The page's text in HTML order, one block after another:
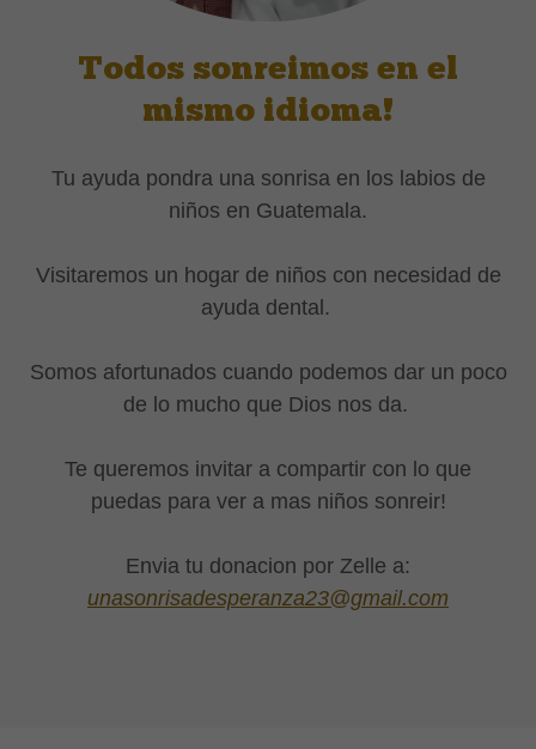
Todos sonreimos en el
mismo idioma!
Tu ayuda pondra una sonrisa en los labios de
niños en Guatemala.
Visitaremos un hogar de niños con necesidad de
ayuda dental.
Somos afortunados cuando podemos dar un poco
de lo mucho que Dios nos da.
Te queremos invitar a compartir con lo que
puedas para ver a mas niños sonreir!
Envia tu donacion por Zelle a:
unasonrisadesperanza23@gmail.com